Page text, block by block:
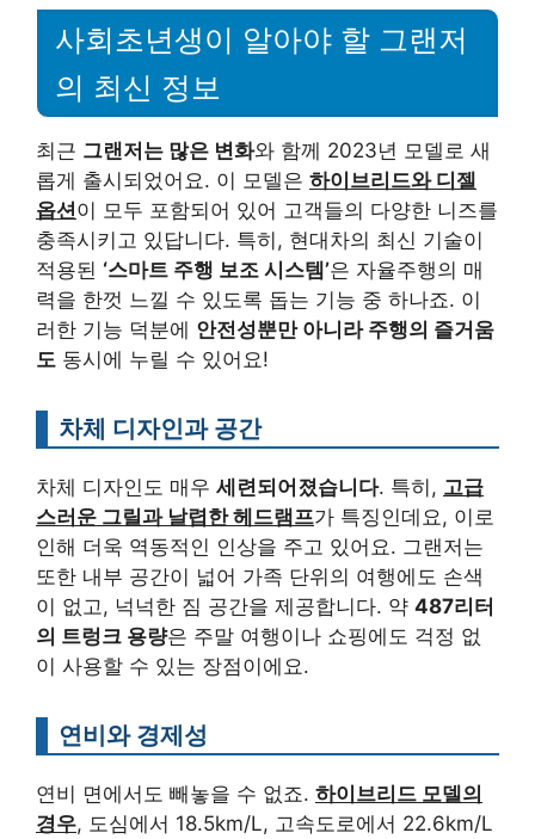
사회초년생이 알아야 할 그랜저
의 최신 정보
최근 그랜저는 많은 변화와 함께 2023년 모델로 새
롭게 출시되었어요. 이 모델은 하이브리드와 디젤
옵션이 모두 포함되어 있어 고객들의 다양한 니즈를
충족시키고 있답니다. 특히, 현대차의 최신 기술이
적용된 ‘스마트 주행 보조 시스템’은 자율주행의 매
력을 한껏 느낄 수 있도록 돕는 기능 중 하나죠. 이
러한 기능 덕분에 안전성뿐만 아니라 주행의 즐거움
도 동시에 누릴 수 있어요!
차체 디자인과 공간
차체 디자인도 매우 세련되어졌습니다. 특히, 고급
스러운 그릴과 날렵한 헤드램프가 특징인데요, 이로
인해 더욱 역동적인 인상을 주고 있어요. 그랜저는
또한 내부 공간이 넓어 가족 단위의 여행에도 손색
이 없고, 넉넉한 짐 공간을 제공합니다. 약 487리터
의 트렁크 용량은 주말 여행이나 쇼핑에도 걱정 없
이 사용할 수 있는 장점이에요.
연비와 경제성
연비 면에서도 빼놓을 수 없죠. 하이브리드 모델의
경우, 도심에서 18.5km/L, 고속도로에서 22.6km/L